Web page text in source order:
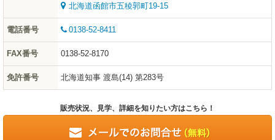
北海道函館市五稜郭町19-15
電話番号 0138-52-8411
FAX番号 0138-52-8170
免許番号 北海道知事 渡島(14) 第283号
販売状況、見学、詳細を知りたい方はこちら！